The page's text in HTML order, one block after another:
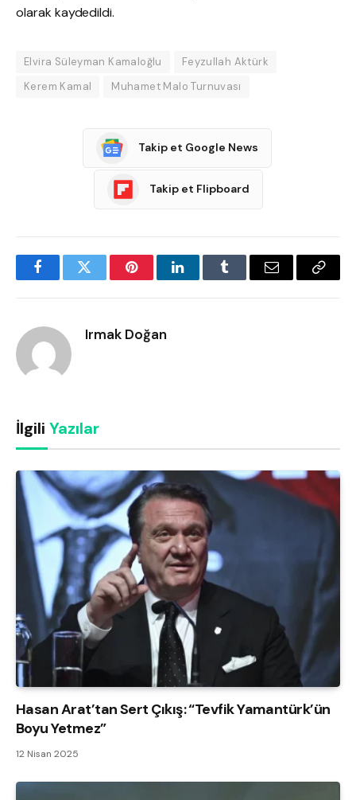
olarak kaydedildi.
Elvira Süleyman Kamaloğlu
Feyzullah Aktürk
Kerem Kamal
Muhamet Malo Turnuvası
Takip et Google News
Takip et Flipboard
FacebookTwitter PinterestLinkedInTumblr Email
Copy
Irmak Doğan
İlgili Yazılar
Hasan Arat’tan Sert Çıkış: “Tevfik Yamantürk’ün
Boyu Yetmez”
12 Nisan 2025